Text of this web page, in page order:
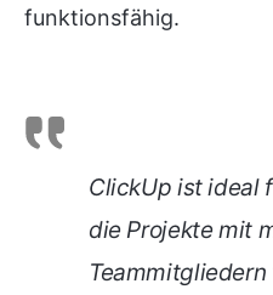
funktionsfähig.
ClickUp ist ideal
die Projekte mit